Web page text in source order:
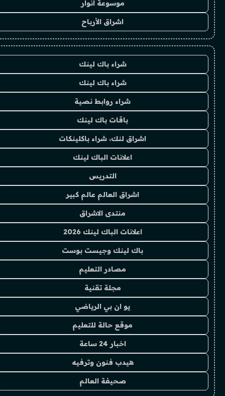
موسوعة انوار
اشراق الأرباح
شراء باك لينك
شراء باك لينك
شراء روابط نصية
باقات باك لينك
اشراق لنك، شراء باكلينكات
اعلانات الباك لينك
التدريس
اشراق العالم عالم كبير
منتدى الاشراق
اعلانات الباك لينك 2026
باك لينك وجيست بوست
مصادر التعليم
مجلة تقنية
يو ان بي الرياضي
موقع حالة للتعليم
اخبار 24 ساعة
هيدب فنون وترفيه
صحيفة العالم